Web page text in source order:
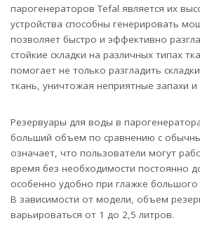
парогенераторов Tefal является их
устройства способны генерировать
позволяет быстро и эффективно
стойкие складки на различных типах
помогает не только разгладить
ткань, уничтожая неприятные запахи и
Резервуары для воды в
больший объем по сравнению с
означает, что пользователи могут
время без необходимости постоянно
особенно удобно при глажке
В зависимости от модели, объем
варьироваться от 1 до 2,5 литров.